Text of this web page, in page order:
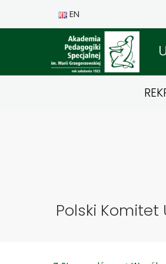
EN
Polski Komitet